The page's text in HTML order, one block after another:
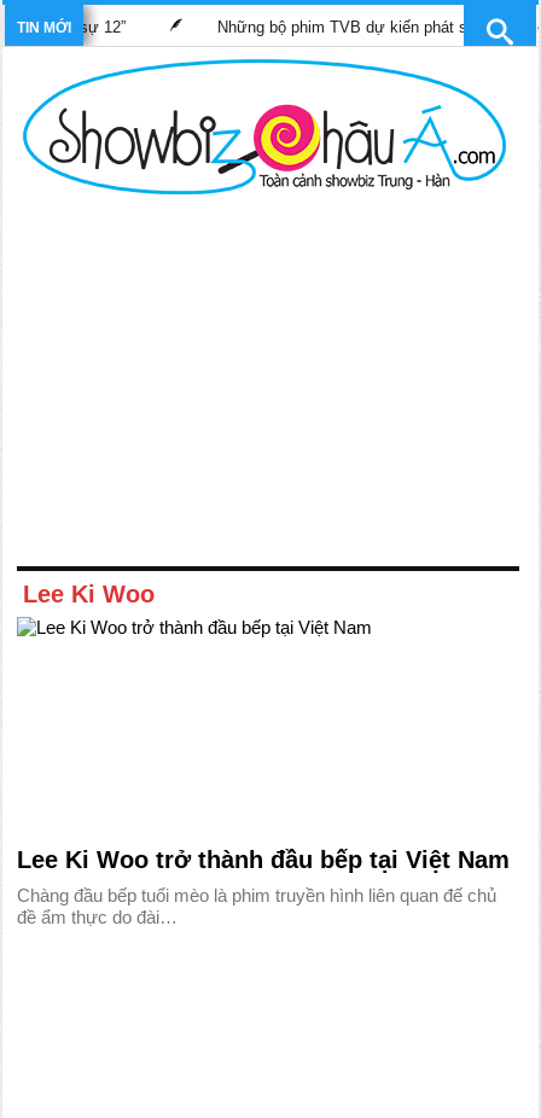
TIN MỚI
hình sự 12” Những bộ phim TVB dự kiến phát sóng trên kênh
Lee Ki Woo
Lee Ki Woo trở thành đầu bếp tại Việt Nam
Chàng đầu bếp tuổi mèo là phim truyền hình liên quan đế chủ
đề ẩm thực do đài…